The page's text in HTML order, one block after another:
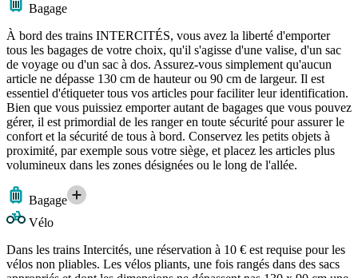
Bagage
À bord des trains INTERCITÉS, vous avez la liberté d'emporter
tous les bagages de votre choix, qu'il s'agisse d'une valise, d'un sac
de voyage ou d'un sac à dos. Assurez-vous simplement qu'aucun
article ne dépasse 130 cm de hauteur ou 90 cm de largeur. Il est
essentiel d'étiqueter tous vos articles pour faciliter leur identification.
Bien que vous puissiez emporter autant de bagages que vous pouvez
gérer, il est primordial de les ranger en toute sécurité pour assurer le
confort et la sécurité de tous à bord. Conservez les petits objets à
proximité, par exemple sous votre siège, et placez les articles plus
volumineux dans les zones désignées ou le long de l'allée.
Bagage
Vélo
Dans les trains Intercités, une réservation à 10 € est requise pour les
vélos non pliables. Les vélos pliants, une fois rangés dans des sacs